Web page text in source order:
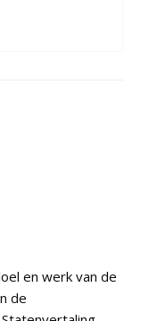
en werk van de
de